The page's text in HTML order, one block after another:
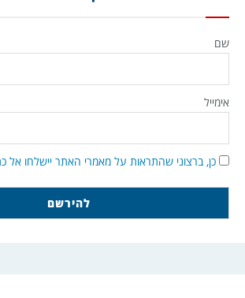
שם
אימייל
כן, ברצוני שהתראות על מאמרי האתר יישלחו אל